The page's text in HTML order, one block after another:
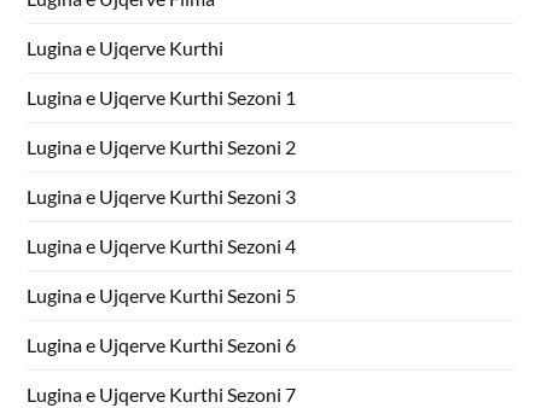
Lugina e Ujqerve Kurthi
Lugina e Ujqerve Kurthi Sezoni 1
Lugina e Ujqerve Kurthi Sezoni 2
Lugina e Ujqerve Kurthi Sezoni 3
Lugina e Ujqerve Kurthi Sezoni 4
Lugina e Ujqerve Kurthi Sezoni 5
Lugina e Ujqerve Kurthi Sezoni 6
Lugina e Ujqerve Kurthi Sezoni 7